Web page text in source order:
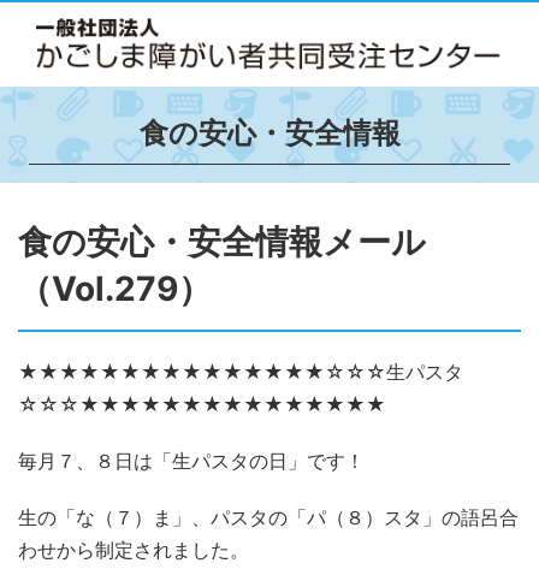
食の安心・安全情報
食の安心・安全情報メール
（Vol.279）
★★★★★★★★★★★★★★★☆☆☆生パスタ
☆☆☆★★★★★★★★★★★★★★★
毎月７、８日は「生パスタの日」です！
生の「な（７）ま」、パスタの「パ（８）スタ」の語呂合
わせから制定されました。